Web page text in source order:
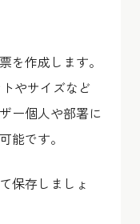
を作成します。
やサイズなど
ー個人や部署に
能です。
保存しましょ